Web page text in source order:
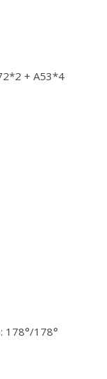
+ A53*4
178°/178°